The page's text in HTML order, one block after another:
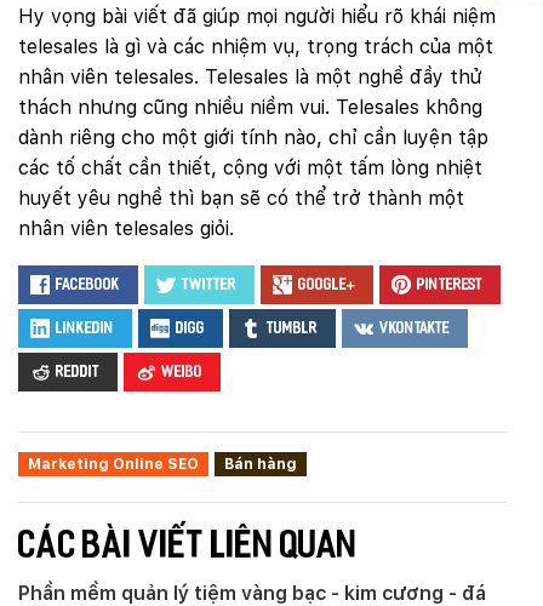
Hy vọng bài viết đã giúp mọi người hiểu rõ khái niệm
telesales là gì và các nhiệm vụ, trọng trách của một
nhân viên telesales. Telesales là một nghề đầy thử
thách nhưng cũng nhiều niềm vui. Telesales không
dành riêng cho một giới tính nào, chỉ cần luyện tập
các tố chất cần thiết, cộng với một tấm lòng nhiệt
huyết yêu nghề thì bạn sẽ có thể trở thành một
nhân viên telesales giỏi.
Facebook Twitter Google+ Pinterest
LinkedIn Digg Tumblr VKontakte
Reddit Weibo
Marketing Online SEO Bán hàng
CÁC BÀI VIẾT LIÊN QUAN
Phần mềm quản lý tiệm vàng bạc - kim cương - đá